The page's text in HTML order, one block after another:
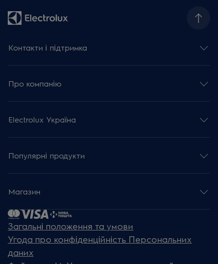
Контакти і підтримка
Про компанію
Electrolux Україна
Популярні продукти
Магазин
Загальні положення та умови
Угода про конфіденційність Персональних
даних